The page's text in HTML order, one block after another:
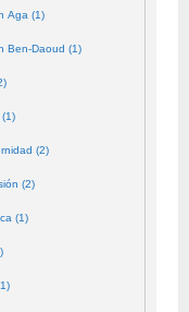
Aga (1)
Ben-Daoud (1)
(1)
(2)
(2)
(1)